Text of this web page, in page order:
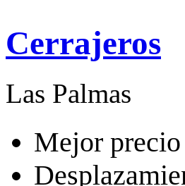
Cerrajeros
Las Palmas
Mejor